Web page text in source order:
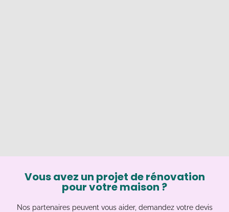
Vous avez un projet de rénovation
pour votre maison ?
Nos partenaires peuvent vous aider, demandez votre devis